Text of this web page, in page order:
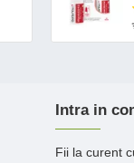
Intra in
Fii la curent